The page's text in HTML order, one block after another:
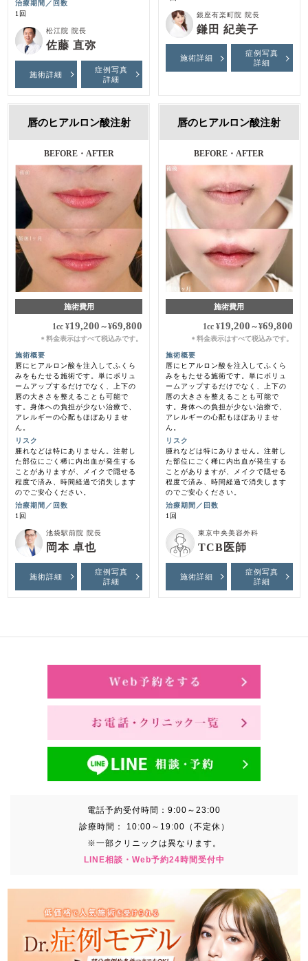
治療期間／回数
1回
松江院 院長
佐藤 直弥
施術詳細
症例写真
詳細
銀座有楽町院 院長
鎌田 紀美子
施術詳細
症例写真
詳細
唇のヒアルロン酸注射
BEFORE・AFTER
施術費用
1cc¥19,200 ～¥69,800
＊料金表示はすべて税込みです。
施術概要
唇にヒアルロン酸を注入してふくら
みをもたせる施術です。単にボリュ
ームアップするだけでなく、上下の
唇の大きさを整えることも可能で
す。身体への負担が少ない治療で、
アレルギーの心配もほぼありませ
ん。
リスク
腫れなどは特にありません。注射し
た部位にごく稀に内出血が発生する
ことがありますが、メイクで隠せる
程度で済み、時間経過で消失します
のでご安心ください。
治療期間／回数
1回
池袋駅前院 院長
岡本 卓也
施術詳細
症例写真
詳細
唇のヒアルロン酸注射
BEFORE・AFTER
施術費用
1cc ¥19,200 ～¥69,800
＊ 料金表示はすべて税込みです。
施術概要
唇にヒアルロン酸を注入してふくら
みをもたせる施術です。単にボリュ
ームアップするだけでなく、上下の
唇の大きさを整えることも可能で
す。身体への負担が少ない治療で、
アレルギーの心配もほぼありませ
ん。
リスク
腫れなどは特にありません。注射し
た部位にごく稀に内出血が発生する
ことがありますが、メイクで隠せる
程度で済み、時間経過で消失します
のでご安心ください。
治療期間／回数
1回
東京中央美容外科
TCB医師
施術詳細
症例写真
詳細
電話予約受付時間： 9:00～23:00
診療時間：
10:00～19:00（不定休）
※一部クリニックは異なります。
LINE相談・Web予約24時間受付中